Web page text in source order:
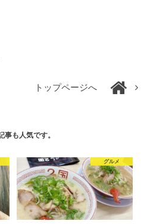
トップページへ
事も人気です。
グルメ